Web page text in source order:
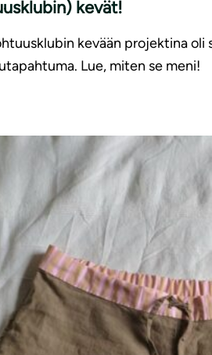
kevät!
kevään projektina
Lue, miten se meni!